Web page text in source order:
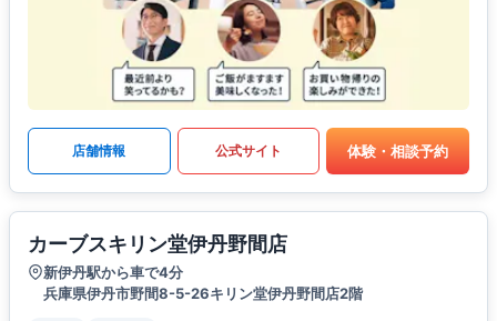
店舗情報 公式サイト 体験・相談予約
カーブスキリン堂伊丹野間店
新伊丹駅から車で4分
兵庫県伊丹市野間8-5-26キリン堂伊丹野間店2階